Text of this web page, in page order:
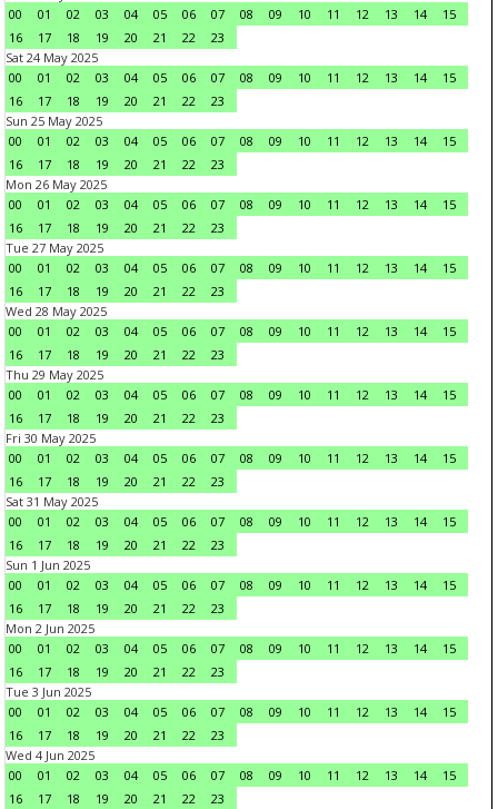
00
01 02 03 04 05 06 07 08 09 10 11 12 13 14
15
16
17 18 19 20 21 22
23
Sat 24 May 2025
00
01 02 03 04 05 06 07 08 09 10 11 12 13 14
15
16
17 18 19 20 21 22
23
Sun 25 May 2025
00
01 02 03 04 05 06 07 08 09 10 11 12 13 14
15
16
17 18 19 20 21 22
23
Mon 26 May 2025
00
01 02 03 04 05 06 07 08 09 10 11 12 13 14
15
16
17 18 19 20 21 22
23
Tue 27 May 2025
00
01 02 03 04 05 06 07 08 09 10 11 12 13 14
15
16
17 18 19 20 21 22
23
Wed 28 May 2025
00
01 02 03 04 05 06 07 08 09 10 11 12 13 14
15
16
17 18 19 20 21 22
23
Thu 29 May 2025
00
01 02 03 04 05 06 07 08 09 10 11 12 13 14
15
16
17 18 19 20 21 22
23
Fri 30 May 2025
00
01 02 03 04 05 06 07 08 09 10 11 12 13 14
15
16
17 18 19 20 21 22
23
Sat 31 May 2025
00
01 02 03 04 05 06 07 08 09 10 11 12 13 14
15
16
17 18 19 20 21 22
23
Sun 1 Jun 2025
00
01 02 03 04 05 06 07 08 09 10 11 12 13 14
15
16
17 18 19 20 21 22
23
Mon 2 Jun 2025
00
01 02 03 04 05 06 07 08 09 10 11 12 13 14
15
16
17 18 19 20 21 22
23
Tue 3 Jun 2025
00
01 02 03 04 05 06 07 08 09 10 11 12 13 14
15
16
17 18 19 20 21 22
23
Wed 4 Jun 2025
00
01 02 03 04 05 06 07 08 09 10 11 12 13 14
15
16
17 18 19 20 21 22
23